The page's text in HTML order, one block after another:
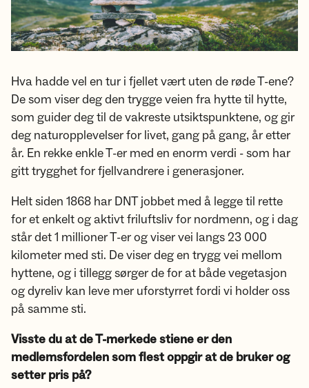
Hva hadde vel en tur i fjellet vært uten de røde T-ene?
De som viser deg den trygge veien fra hytte til hytte,
som guider deg til de vakreste utsiktspunktene, og gir
deg naturopplevelser for livet, gang på gang, år etter
år. En rekke enkle T-er med en enorm verdi - som har
gitt trygghet for fjellvandrere i generasjoner.
Helt siden 1868 har DNT jobbet med å legge til rette
for et enkelt og aktivt friluftsliv for nordmenn, og i dag
står det 1 millioner T-er og viser vei langs 23 000
kilometer med sti. De viser deg en trygg vei mellom
hyttene, og i tillegg sørger de for at både vegetasjon
og dyreliv kan leve mer uforstyrret fordi vi holder oss
på samme sti.
Visste du at de T-merkede stiene er den
medlemsfordelen som flest oppgir at de bruker og
setter pris på?